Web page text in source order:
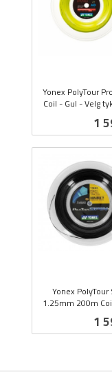
Yonex PolyTour
Coil - Gul - Velg
1
Yonex PolyTour
1.25mm 200m
1